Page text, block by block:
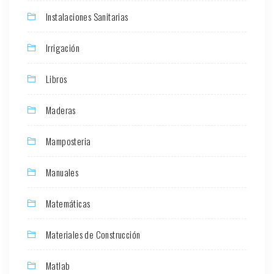
Instalaciones Sanitarias
Irrigación
Libros
Maderas
Mamposteria
Manuales
Matemáticas
Materiales de Construcción
Matlab